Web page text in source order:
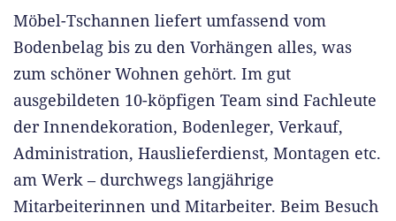
Möbel-Tschannen liefert umfassend vom
Bodenbelag bis zu den Vorhängen alles, was
zum schöner Wohnen gehört. Im gut
ausgebildeten 10-köpfigen Team sind Fachleute
der Innendekoration, Bodenleger, Verkauf,
Administration, Hauslieferdienst, Montagen etc.
am Werk – durchwegs langjährige
Mitarbeiterinnen und Mitarbeiter. Beim Besuch